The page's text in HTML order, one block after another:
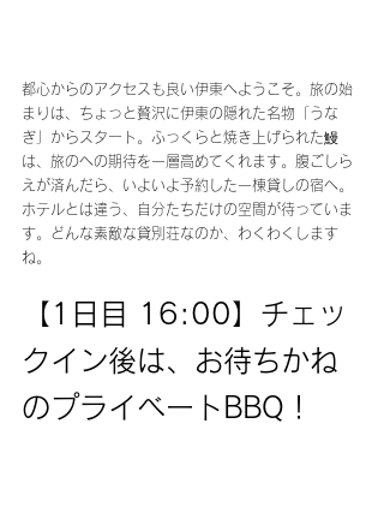
都心からのアクセスも良い伊東へようこそ。旅の始
まりは、ちょっと贅沢に伊東の隠れた名物「うな
ぎ」からスタート。ふっくらと焼き上げられた鰻
は、旅のへの期待を一層高めてくれます。腹ごしら
えが済んだら、いよいよ予約した一棟貸しの宿へ。
ホテルとは違う、自分たちだけの空間が待っていま
す。どんな素敵な貸別荘なのか、わくわくします
ね。
【1日目 16:00】チェッ
クイン後は、お待ちかね
のプライベートBBQ！